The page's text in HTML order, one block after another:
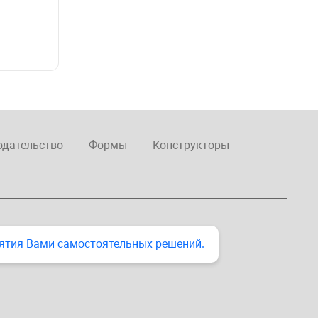
Формы Конструкторы
Вами самостоятельных решений.